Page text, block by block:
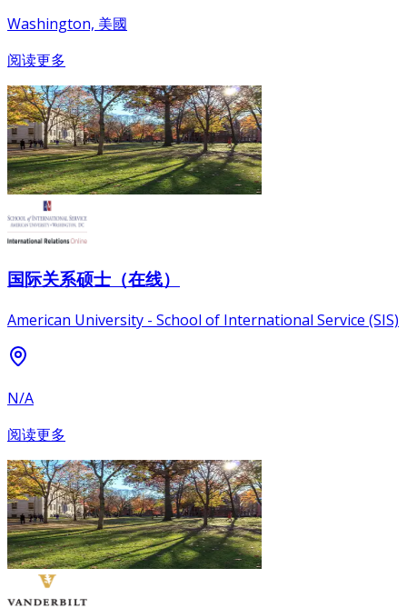
Washington, 美國
阅读更多
国际关系硕士（在线）
American University - School of International Service (SIS)
N/A
阅读更多